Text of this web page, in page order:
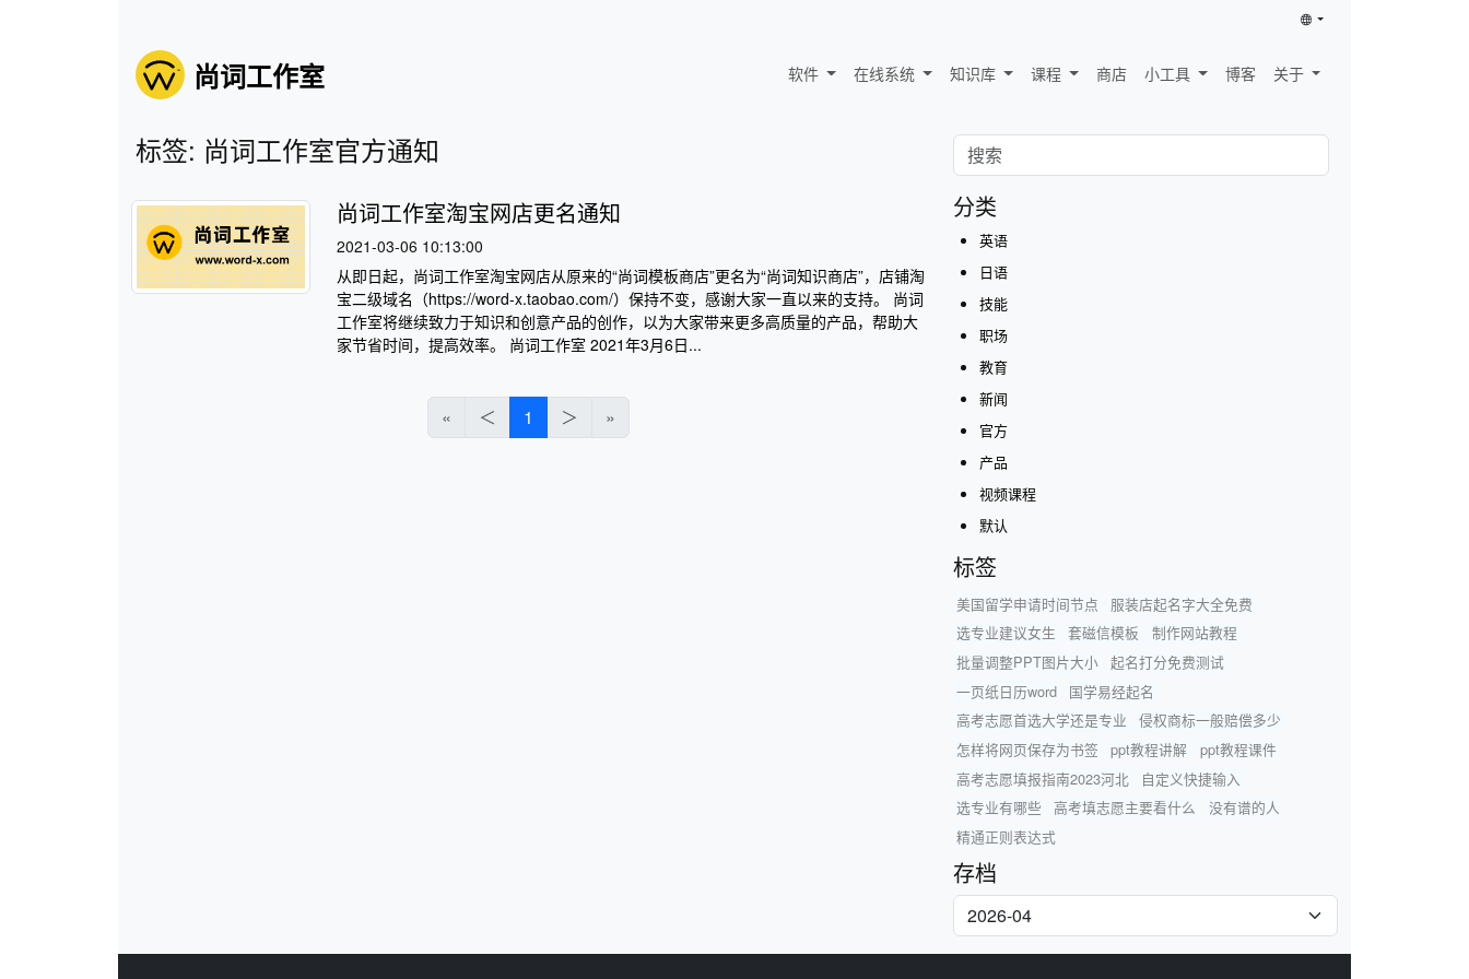
尚词工作室 软件 在线系统 知识库 课程 商店 小工具 博客 关于
标签: 尚词工作室官方通知
尚词工作室淘宝网店更名通知
2021-03-06 10:13:00
从即日起，尚词工作室淘宝网店从原来的“尚词模板商店”更名为“尚词知识商店”，店铺淘
宝二级域名（https://word-x.taobao.com/）保持不变，感谢大家一直以来的支持。 尚词
工作室将继续致力于知识和创意产品的创作，以为大家带来更多高质量的产品，帮助大
家节省时间，提高效率。 尚词工作室 2021年3月6日...
« ＜ 1 ＞ »
分类
英语
日语
技能
职场
教育
新闻
官方
产品
视频课程
默认
标签
美国留学申请时间节点
服装店起名字大全免费
选专业建议女生
套磁信模板
制作网站教程
批量调整PPT图片大小
起名打分免费测试
一页纸日历word
国学易经起名
高考志愿首选大学还是专业
侵权商标一般赔偿多少
怎样将网页保存为书签
ppt教程讲解
ppt教程课件
高考志愿填报指南2023河北
自定义快捷输入
选专业有哪些
高考填志愿主要看什么
没有谱的人
精通正则表达式
存档